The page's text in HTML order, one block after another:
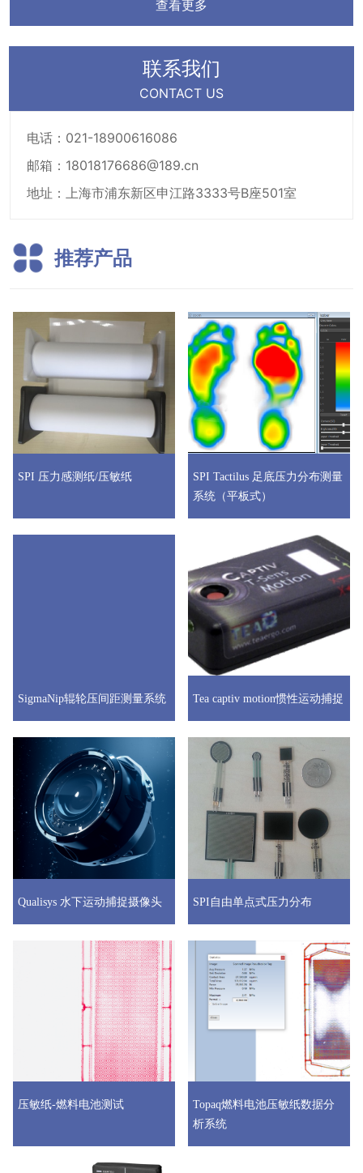
查看更多
联系我们
CONTACT US
电话：021-18900616086
邮箱： 18018176686@189.cn
地址：上海市浦东新区申江路3333号B座501室
推荐产品
SPI 压力感测纸/压敏纸
SPI Tactilus 足底压力分布测量
系统（平板式）
SigmaNip辊轮压间距测量系统 Tea captiv motion惯性运动捕捉
Qualisys 水下运动捕捉摄像头 SPI自由单点式压力分布
压敏纸-燃料电池测试
Topaq燃料电池压敏纸数据分
析系统